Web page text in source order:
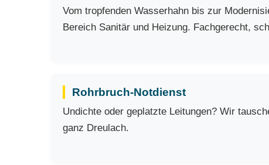
Vom tropfenden Wasserhahn bis zur
Bereich Sanitär und Heizung. Fachgerecht,
Rohrbruch-Notdienst
Undichte oder geplatzte Leitungen? Wir
ganz Dreulach.